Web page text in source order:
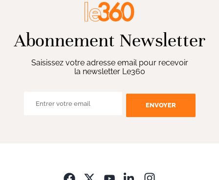
Abonnement Newsletter
Saisissez votre adresse email pour recevoir
la newsletter Le360
ENVOYER